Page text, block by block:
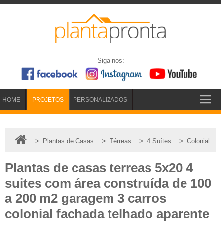
Siga-nos:
HOME PROJETOS PERSONALIZADOS
> Plantas de Casas > Térreas > 4 Suítes > Colonial
Plantas de casas terreas 5x20 4
suites com área construída de 100
a 200 m2 garagem 3 carros
colonial fachada telhado aparente